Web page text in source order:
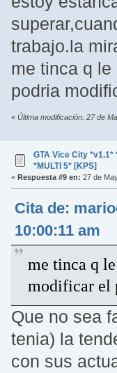
trabajo.la
me tinca q
podria
« Última modificación: 27 de
GTA Vice City *v1.1*
*MULTI 5* [KPS]
« Respuesta #9 en: 27 de
Cita de:
10:00:11 am
me tinca q
modificar el
Que no sea
tenia) la
con sus